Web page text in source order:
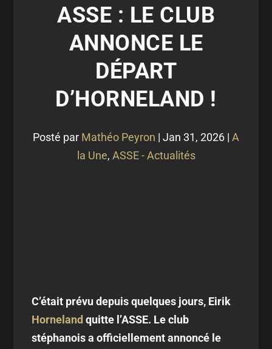
ASSE : LE CLUB
ANNONCE LE
DÉPART
D’HORNELAND !
Posté par Mathéo Peyron | Jan 31, 2026 | A
la Une, ASSE - Actualités
C’était prévu depuis quelques jours, Eirik
Horneland quitte l’ASSE. Le club
stéphanois a officiellement annoncé le